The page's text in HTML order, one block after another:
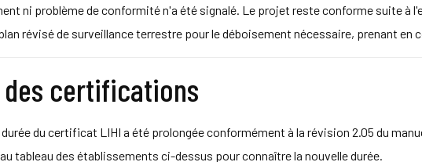
ni problème de conformité n'a été signalé. Le projet reste conforme suite à
révisé de surveillance terrestre pour le déboisement nécessaire, prenant
certifications
durée du certificat LIHI a été prolongée conformément à la révision 2.05 du
tableau des établissements ci-dessus pour connaître la nouvelle durée.